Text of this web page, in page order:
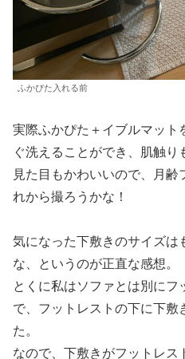
ふかぴた入れる前
実際ふかぴた＋イブルマット
ぐ洗えることができ、肌触り
見た目もかわいいので、月齢
れから撮ろうかな！
気になった下敷きのサイズは
な、というのが正直な感想。
とくに私はソファとは別に
で、フットレストの下に下敷
た。
なので、下敷きがフットレス